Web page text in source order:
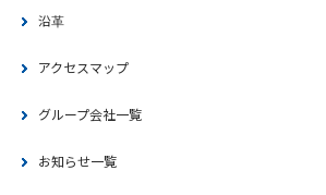
沿革
アクセスマップ
グループ会社一覧
お知らせ一覧